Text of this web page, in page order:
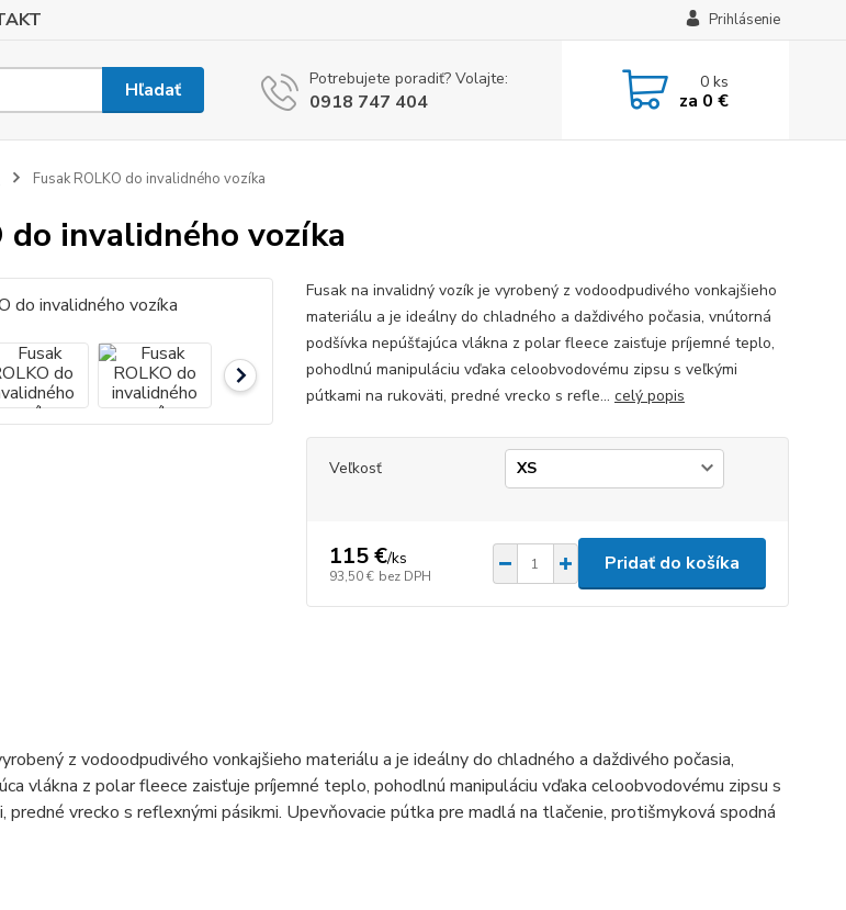
Prihlásenie
Hľadať Potrebujete poradiť? Volajte:
0918 747 404
0ks
za 0 €
Fusak ROLKO do invalidného vozíka
do invalidného vozíka
Fusak na invalidný vozík je vyrobený z vodoodpudivého vonkajšieho
materiálu a je ideálny do chladného a daždivého počasia, vnútorná
podšívka nepúšťajúca vlákna z polar fleece zaisťuje príjemné teplo,
pohodlnú manipuláciu vďaka celoobvodovému zipsu s veľkými
pútkami na rukoväti, predné vrecko s refle... celý popis
Veľkosť
115 €/ks
93,50 € bez DPH
Pridať do košíka
z vodoodpudivého vonkajšieho materiálu a je ideálny do chladného a daždivého počasia,
vlákna z polar fleece zaisťuje príjemné teplo, pohodlnú manipuláciu vďaka celoobvodovému zipsu s
predné vrecko s reflexnými pásikmi. Upevňovacie pútka pre madlá na tlačenie, protišmyková spodná